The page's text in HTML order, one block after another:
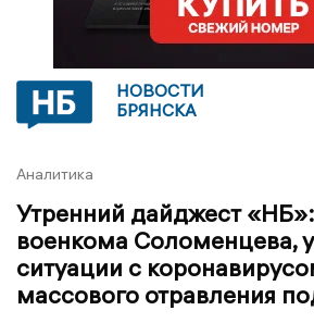
НОВОСТИ
БРЯНСКА
Аналитика
Утренний дайджест «НБ»:
военкома Соломенцева,
ситуации с
массового отравления